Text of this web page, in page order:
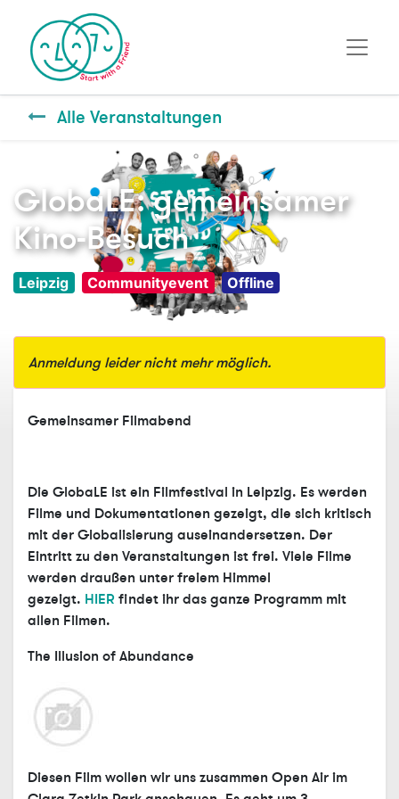
Alle Veranstaltungen
GlobaLE: gemeinsamer
Kino-Besuch
Leipzig Communityevent Offline
Anmeldung leider nicht mehr möglich.
Gemeinsamer Filmabend
Die GlobaLE ist ein Filmfestival in Leipzig. Es werden
Filme und Dokumentationen gezeigt, die sich kritisch
mit der Globalisierung auseinandersetzen. Der
Eintritt zu den Veranstaltungen ist frei. Viele Filme
werden draußen unter freiem Himmel
gezeigt. HIER findet ihr das ganze Programm mit
allen Filmen.
The Illusion of Abundance
Diesen Film wollen wir uns zusammen Open Air im